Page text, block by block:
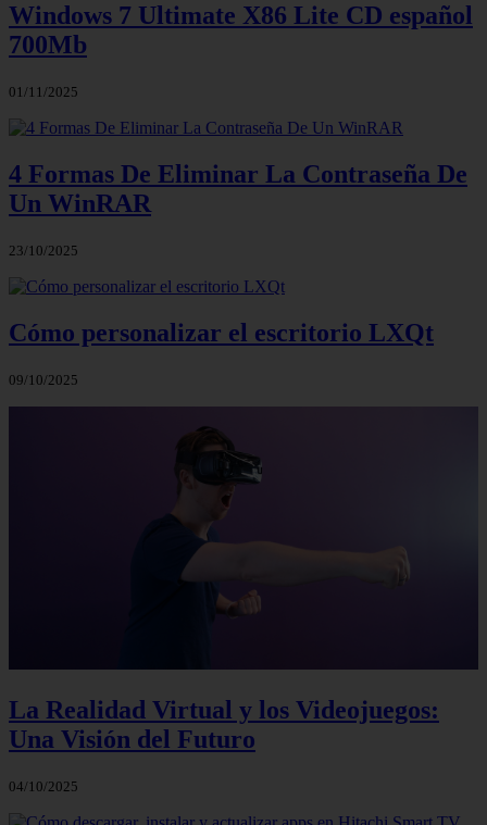
Windows 7 Ultimate X86 Lite CD español
700Mb
01/11/2025
4 Formas De Eliminar La Contraseña De
Un WinRAR
23/10/2025
Cómo personalizar el escritorio LXQt
09/10/2025
La Realidad Virtual y los Videojuegos:
Una Visión del Futuro
04/10/2025